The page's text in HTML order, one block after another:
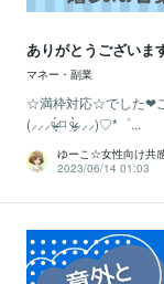
ありがとうございま
マネー・副業
☆満枠対応☆でした❤
(⸝⸝⸝ᵒ̴̶̷̥́ ⌑ ᵒ̴̶̷̣̥̀⸝⸝⸝)♡*゜...
ゆーこ☆女性向け共
2023/06/14 01:03